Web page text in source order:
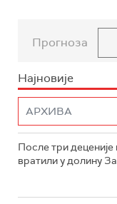
Прогноза
Најновије
После три
вратили у долину